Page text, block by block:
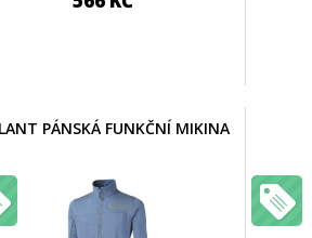
PÁNSKÁ FUNKČNÍ MIKINA